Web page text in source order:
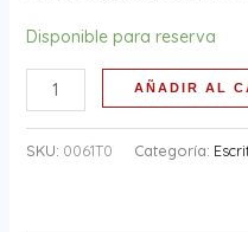
Disponible para reserva
AÑADIR AL
SKU: 0061T0 Categoría: